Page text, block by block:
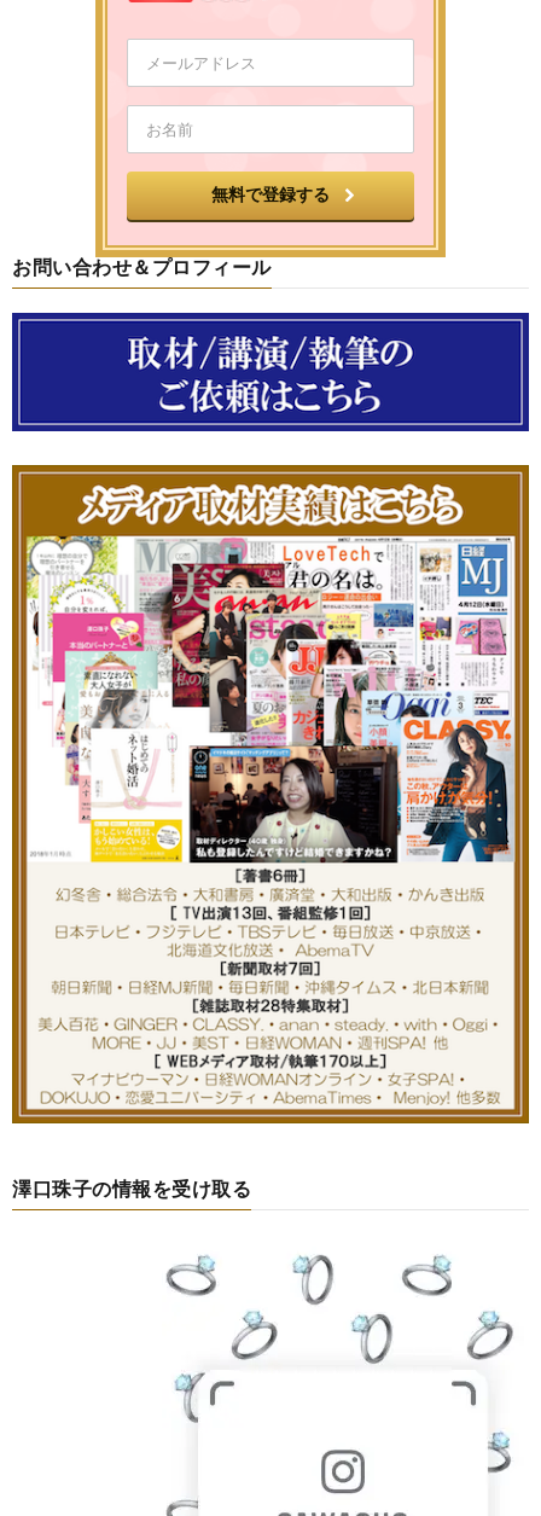
お問い合わせ＆プロフィール
澤口珠子の情報を受け取る